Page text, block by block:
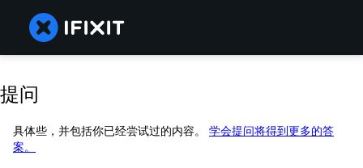
提问
具体些，并包括你已经尝试过的内容。 学会提问将得到更多的答
案。